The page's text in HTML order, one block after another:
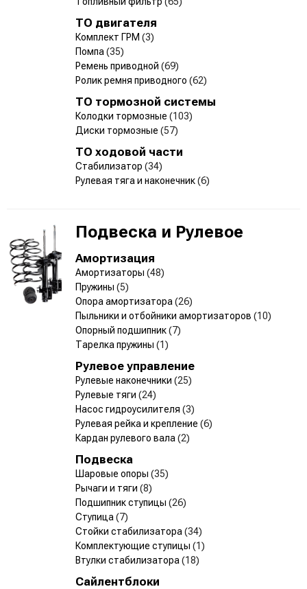
ТО двигателя
Комплект ГРМ (3)
Помпа (35)
Ремень приводной (69)
Ролик ремня приводного (62)
ТО тормозной системы
Колодки тормозные (103)
Диски тормозные (57)
ТО ходовой части
Стабилизатор (34)
Рулевая тяга и наконечник(6)
Подвеска и Рулевое
Амортизация
Амортизаторы (48)
Пружины (5)
Опора амортизатора (26)
Пыльники и отбойники амортизаторов (10)
Опорный подшипник(7)
Тарелка пружины (1)
Рулевое управление
Рулевые наконечники (25)
Рулевые тяги (24)
Насос гидроусилителя (3)
Рулевая рейка и крепление (6)
Кардан рулевого вала (2)
Подвеска
Шаровые опоры (35)
Рычаги и тяги (8)
Подшипник ступицы (26)
Ступица (7)
Стойки стабилизатора (34)
Комплектующие ступицы (1)
Втулки стабилизатора (18)
Сайлентблоки